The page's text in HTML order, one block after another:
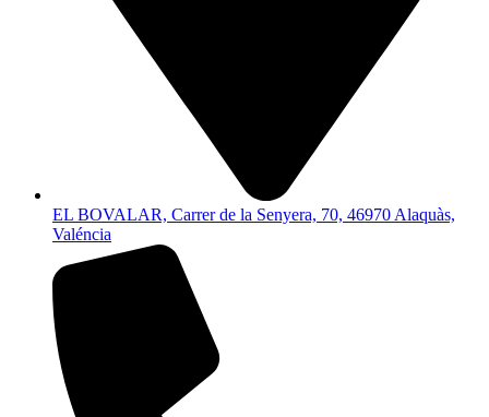
EL BOVALAR, Carrer de la Senyera, 70, 46970 Alaquàs,
Valéncia